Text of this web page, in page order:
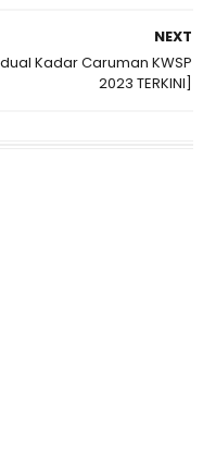
NEXT
Kadar Caruman KWSP
2023 TERKINI]